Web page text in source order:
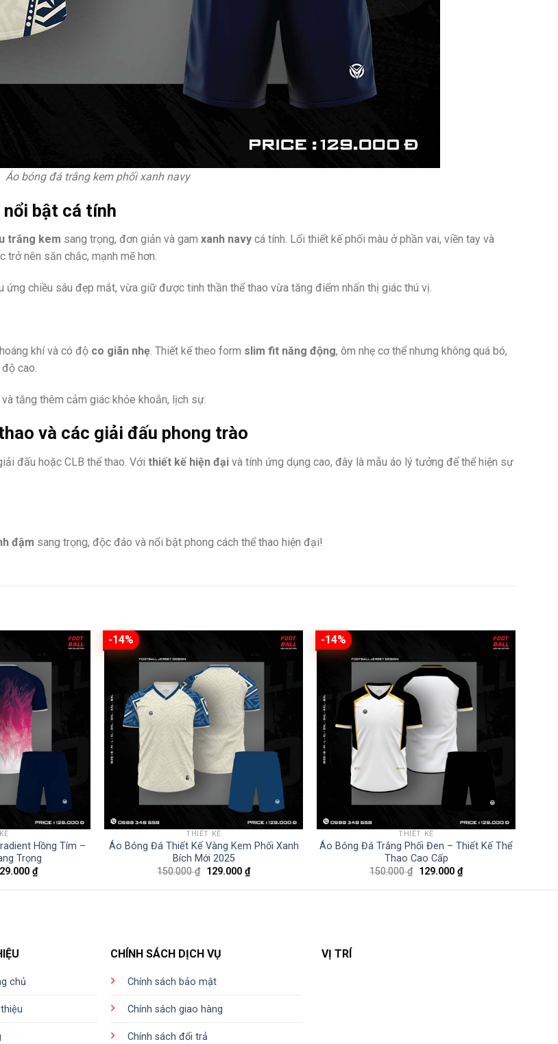
Áo bóng đá trắng kem phối xanh navy
bật cá tính
trắng kem sang trọng, đơn giản và gam xanh navy cá tính. Lối thiết kế phối màu ở phần vai, viền tay và
nên săn chắc, mạnh mẽ hơn.
ứng chiều sâu đẹp mắt, vừa giữ được tinh thần thể thao vừa tăng điểm nhấn thị giác thú vị.
khí và có độ co giãn nhẹ . Thiết kế theo form slim fit năng động, ôm nhẹ cơ thể nhưng không quá bó,
cao.
tăng thêm cảm giác khỏe khoắn, lịch sự.
và các giải đấu phong trào
đấu hoặc CLB thể thao. Với thiết kế hiện đại và tính ứng dụng cao, đây là mẫu áo lý tưởng để thể hiện sự
đậm sang trọng, độc đáo và nổi bật phong cách thể thao hiện đại!
Hồng Tím –
Trọng
₫Giá
hiện
tại
-14%
THIẾT KẾ
Áo Bóng Đá Thiết Kế Vàng Kem Phối Xanh
Bích Mới 2025
150.000₫ Giá
là:
129.000 ₫Giá
hiện
tại
-14%
THIẾT KẾ
Áo Bóng Đá Trắng Phối Đen – Thiết Kế Thể
Thao Cao Cấp
150.000₫ Giá
là:
129.000 ₫Giá
hiện
tại
chủ
CHÍNH SÁCH DỊCH VỤ
Chính sách bảo mật
Chính sách giao hàng
Chính sách đổi trả
VỊ TRÍ